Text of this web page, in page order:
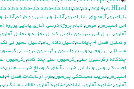
,spss,spss-pls,spss-pls.com,sse,sst,twg 4,vi Hlhvd
پارامتری,آزمونهای ناپارامتری,آنالیز واریانس دو طرفه,
اس,اسپیرمن,اموس,انجام پروژه درسی آماری,پایایی,پروژه
آماری,پی ال اس,پیرسون,تاو بی کندال,تجزیه و تحلیل آماری
و تحلیل فصل 4 پایانامه
,تحلیل داده رباط,تحلیل مسیر ,تی تک
مستقل,تی زوجی,دوربین واتسون,رگرسیون پروبیت,
چندگانه,رگرسیون خطی,رگرسیون خطی چند گانه,رگرسیون
لجستیک,روایی و پایایی,ضریب آلفای کرونباخ,ضریب تعیین,
اسپیرمن,ضریب همبستگی پیرسون,طرح آزمایشات,فصل 4 ,
آماری,مشاوره آماری پایانامه,مشاوره آماری مقالات,میانگین,